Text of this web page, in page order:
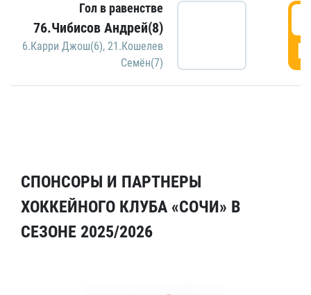
Гол в равенстве
76.Чибисов Андрей(8)
6.Карри Джош(6), 21.Кошелев
Семён(7)
СПОНСОРЫ И ПАРТНЕРЫ
ХОККЕЙНОГО КЛУБА «СОЧИ» В
СЕЗОНЕ 2025/2026